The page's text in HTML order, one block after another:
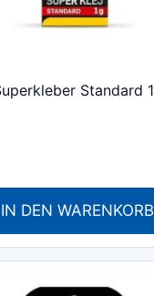
Standard
IN DEN WARENKORB